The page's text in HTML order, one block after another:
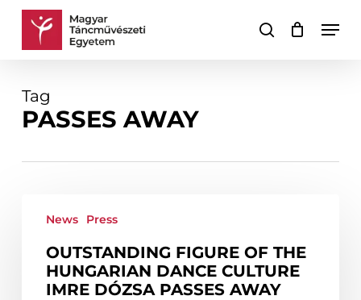
Skip
search
Cart Close
Tag
PASSES AWAY
figure
Hungarian
dance
News Press
OUTSTANDING FIGURE OF THE
HUNGARIAN DANCE CULTURE
IMRE DÓZSA PASSES AWAY